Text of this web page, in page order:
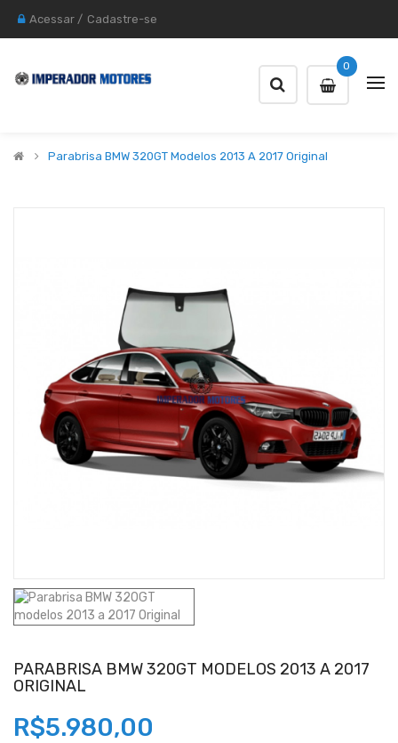
Acessar / Cadastre-se
0
Parabrisa BMW 320GT Modelos 2013 A 2017 Original
PARABRISA BMW 320GT MODELOS 2013 A 2017
ORIGINAL
R$5.980,00